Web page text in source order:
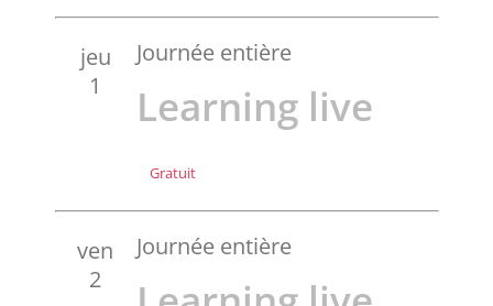
jeu
1
Journée entière
Learning live
Gratuit
ven
2
Journée entière